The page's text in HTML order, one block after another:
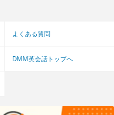
よくある質問
DMM英会話トップへ